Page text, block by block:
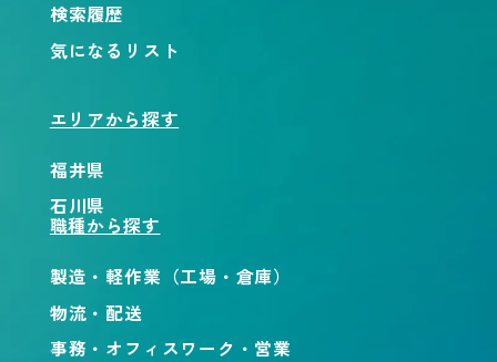
検索履歴
気になるリスト
エリアから探す
福井県
石川県
職種から探す
製造・軽作業（工場・倉庫）
物流・配送
事務・オフィスワーク・営業